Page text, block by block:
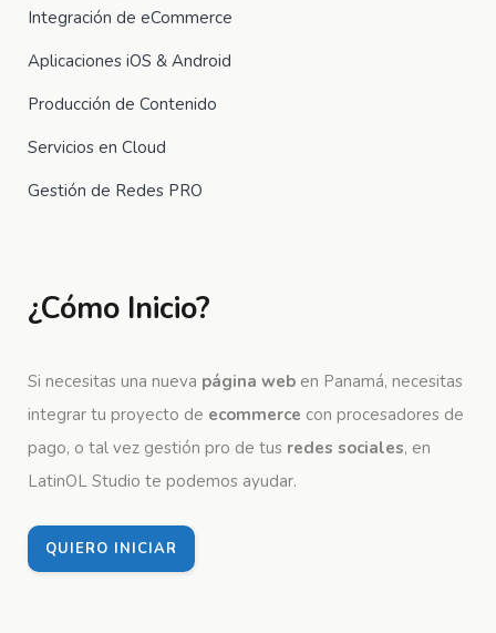
Integración de eCommerce
Aplicaciones iOS & Android
Producción de Contenido
Servicios en Cloud
Gestión de Redes PRO
¿Cómo Inicio?
Si necesitas una nueva página web en Panamá, necesitas
integrar tu proyecto de ecommerce con procesadores de
pago, o tal vez gestión pro de tus redes sociales, en
LatinOL Studio te podemos ayudar.
QUIERO INICIAR